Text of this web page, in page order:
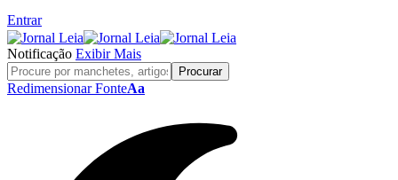
Entrar
Notificação Exibir Mais
Redimensionar FonteAa